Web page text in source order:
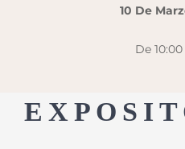
10 De
De 10:00